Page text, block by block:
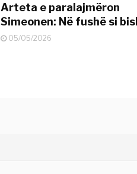
Arteta e paralajmëron
Simeonen: Në fushë si
05/05/2026